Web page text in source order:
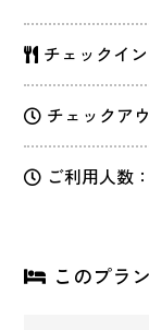
チェックイ
チェックア
ご利用人数
このプラ